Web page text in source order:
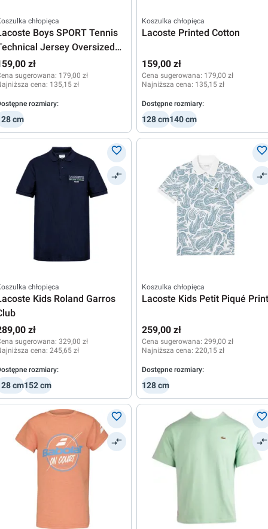
chłopięca
Boys SPORT Tennis
Jersey Oversized
zł
sugerowana: 179,00 zł
cena: 135,15 zł
rozmiary:
cm
Koszulka chłopięca
Lacoste Printed Cotton
159,00 zł
Cena sugerowana: 179,00 zł
Najniższa cena: 135,15 zł
Dostępne rozmiary:
128 cm140 cm
chłopięca
Kids Roland Garros
zł
sugerowana: 329,00 zł
cena: 245,65 zł
rozmiary:
cm152 cm
Koszulka chłopięca
Lacoste Kids Petit Piqué Print
259,00 zł
Cena sugerowana: 299,00 zł
Najniższa cena: 220,15 zł
Dostępne rozmiary:
128 cm